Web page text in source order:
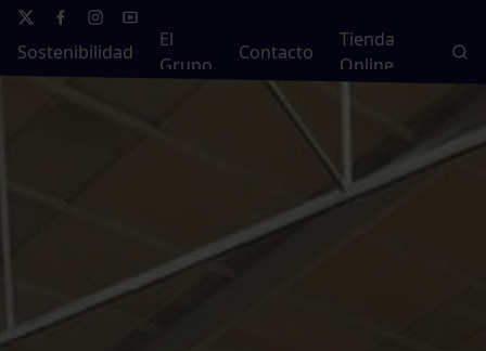
Sostenibilidad
El
Grupo
Contacto
Tienda
Online